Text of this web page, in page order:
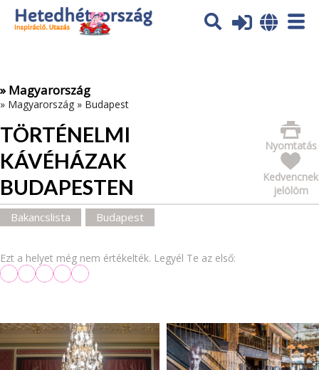
Az oldal sütiket (cookies) használ. További tájékoztatás itt:
Adatvédelmi tájékoztató
» Magyarország
» Magyarország » Budapest
TÖRTÉNELMI
KÁVÉHÁZAK
BUDAPESTEN
Nyomtatás
Kedvencnek
jelölöm
Bakancslista Budapest
Ezt a helyet még nem értékelték. Legyél Te az első: